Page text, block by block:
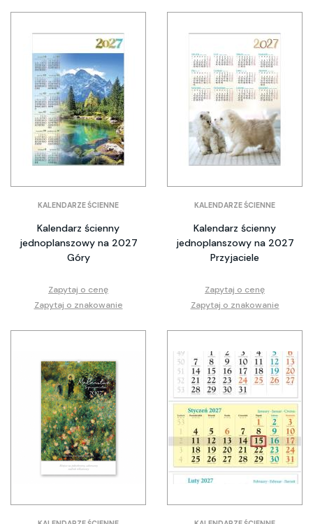
KALENDARZE ŚCIENNE
Kalendarz ścienny
jednoplanszowy na 2027
Góry
Zapytaj o cenę
Zapytaj o znakowanie
KALENDARZE ŚCIENNE
Kalendarz ścienny
jednoplanszowy na 2027
Przyjaciele
Zapytaj o cenę
Zapytaj o znakowanie